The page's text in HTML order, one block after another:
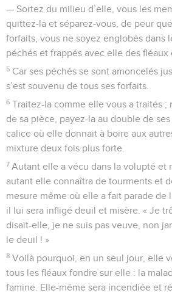
— Sortez du milieu d’elle, vous les
quittez-la et séparez-vous, de peur
forfaits, vous ne soyez englobés dans
péchés et frappés avec elle des fléaux
5 Car ses péchés se sont amoncelés
s’est souvenu de tous ses forfaits.
6 Traitez-la comme elle vous a traités ;
de sa pièce, payez-la au double de
calice où elle donnait à boire aux
mixture deux fois plus forte.
7 Autant elle a vécu dans la volupté et
autant elle connaîtra de tourments et
mesure même où elle a fait parade de
il lui sera infligé deuil et misère. « Je
disait-elle, je ne suis pas veuve, non
le deuil ! »
8 Voilà pourquoi, en un seul jour, elle
tous les fléaux fondre sur elle : la
famine. Elle-même sera incendiée et